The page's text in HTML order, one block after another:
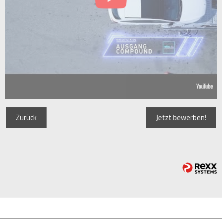
Zurück Jetzt bewerben!